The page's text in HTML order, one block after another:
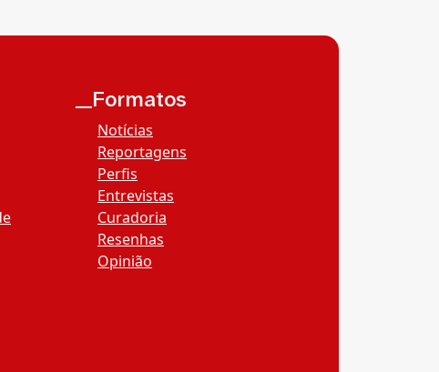
__Formatos
Notícias
Reportagens
Perfis
Entrevistas
Curadoria
Resenhas
Opinião